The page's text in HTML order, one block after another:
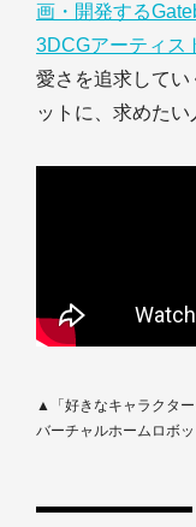
画・開発する
3DCGアーティス
愛さを追求して
ットに、求めたい
▲「好きなキャラクタ
バーチャルホームロボ